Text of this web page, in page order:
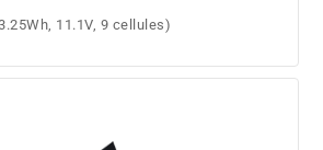
11.1V, 9 cellules)